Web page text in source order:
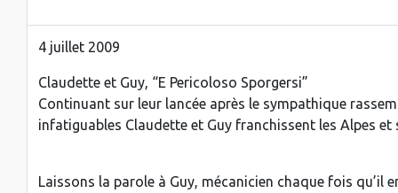
4 juillet 2009
Claudette et Guy, “E Pericoloso Sporgersi”
Continuant sur leur lancée après le sympathique
infatiguables Claudette et Guy franchissent les Alpes et
Laissons la parole à Guy, mécanicien chaque fois qu’il